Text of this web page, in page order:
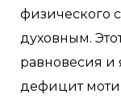
физического
духовным.
равновесия и
дефицит